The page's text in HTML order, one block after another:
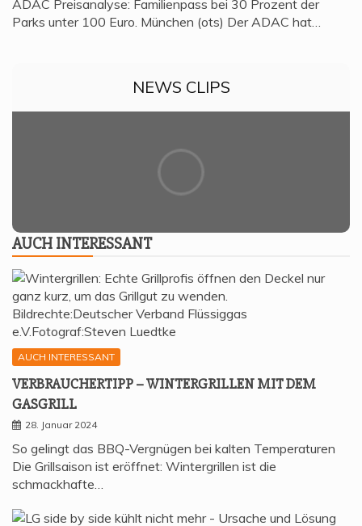
ADAC Preisanalyse: Familienpass bei 30 Prozent der
Parks unter 100 Euro. München (ots) Der ADAC hat…
NEWS CLIPS
AUCH INTER­ES­SANT
AUCH INTERESSANT
VER­BRAU­CHER­TIPP – WIN­TER­GRIL­LEN MIT DEM
GASGRILL
28. Januar 2024
So gelingt das BBQ-Vergnügen bei kalten Temperaturen
Die Grillsaison ist eröffnet: Wintergrillen ist die
schmackhafte…